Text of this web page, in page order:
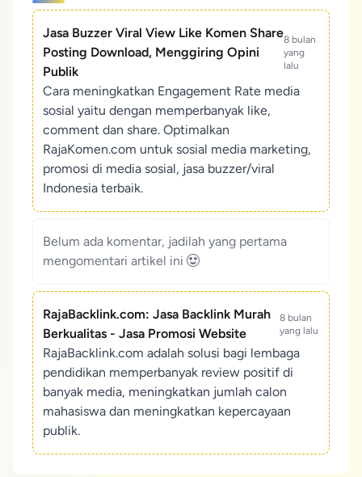
Jasa Buzzer Viral View Like Komen Share
Posting Download, Menggiring Opini
Publik
8 bulan
yang
lalu
Cara meningkatkan Engagement Rate media
sosial yaitu dengan memperbanyak like,
comment dan share. Optimalkan
RajaKomen.com untuk sosial media marketing,
promosi di media sosial, jasa buzzer/viral
Indonesia terbaik.
Belum ada komentar, jadilah yang pertama
mengomentari artikel ini
RajaBacklink.com: Jasa Backlink Murah
Berkualitas - Jasa Promosi Website
8 bulan
yang lalu
RajaBacklink.com adalah solusi bagi lembaga
pendidikan memperbanyak review positif di
banyak media, meningkatkan jumlah calon
mahasiswa dan meningkatkan kepercayaan
publik.